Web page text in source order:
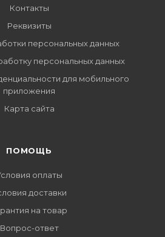
Контакты
Реквизиты
персональных данных
персональных данных
для мобильного
приложения
Карта сайта
ПОМОЩЬ
оплаты
доставки
на товар
Вопрос-ответ